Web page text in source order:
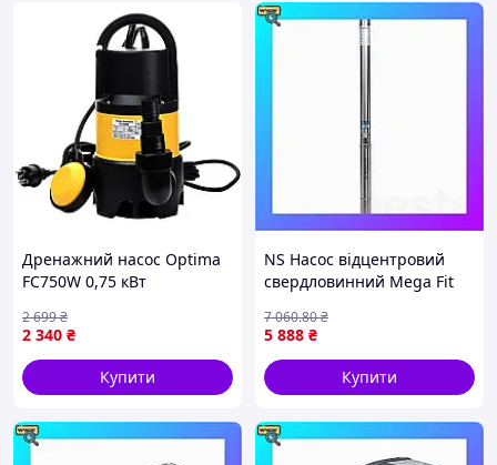
Дренажний насос Optima
FC750W 0,75 кВт
2 340 ₴
2 699₴
Купити
NS Насос відцентровий
свердловинний Mega Fit
45(30)л/хв Ø80мм
AQUATICA (DONGYIN) 3
Nes22/Q
5 888 ₴
7 060.80₴
Купити